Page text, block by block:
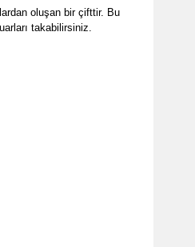
oluşan bir çifttir. Bu
takabilirsiniz.